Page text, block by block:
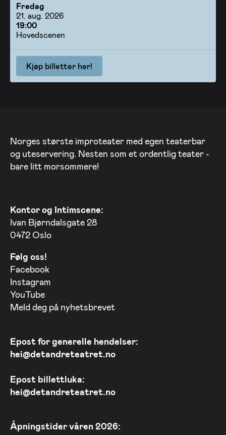
Fredag
21. aug. 2026
19:00
Hovedscenen
Kjøp billetter her!
Norges største improteater med egen teaterbar
og uteservering. Nesten som et ordentlig teater -
bare litt morsommere!
Kontor og Intimscene:
Ivan Bjørndalsgate 28
0472 Oslo
Følg oss!
Facebook
Instagram
YouTube
Meld deg på nyhetsbrevet
Epost for generelle hendelser:
hei@detandreteatret.no
Epost billettluka:
hei@detandreteatret.no
Åpningstider våren 2026: